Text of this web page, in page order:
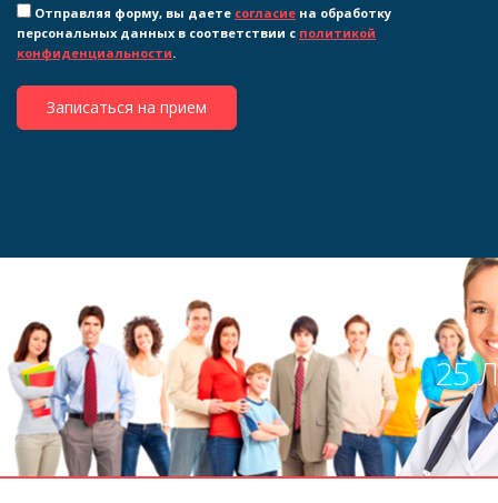
Отправляя форму, вы даете согласие на обработку
персональных данных в соответствии с политикой
конфиденциальности.
Записаться на прием
25